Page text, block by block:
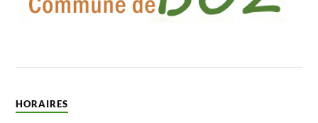
HORAIRES